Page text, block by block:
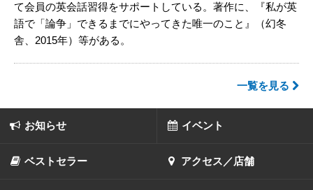
て会員の英会話習得をサポートしている。著作に、『私が英
語で「論争」できるまでにやってきた唯一のこと』（幻冬
舎、2015年）等がある。
一覧を見る
お知らせ イベント
ベストセラー アクセス／店舗